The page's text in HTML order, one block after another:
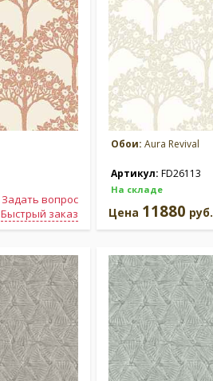
Задать вопрос
Быстрый заказ
Обои: Aura Revival
Артикул: FD26113
На складе
Цена 11880 руб.